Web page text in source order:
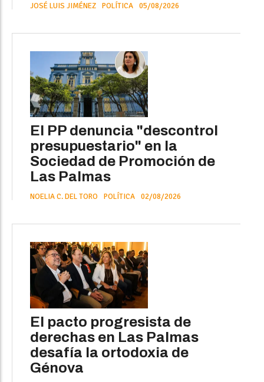
JOSÉ LUIS JIMÉNEZ POLÍTICA 05/08/2026
El PP denuncia "descontrol
presupuestario" en la
Sociedad de Promoción de
Las Palmas
NOELIA C. DEL TORO POLÍTICA 02/08/2026
El pacto progresista de
derechas en Las Palmas
desafía la ortodoxia de
Génova